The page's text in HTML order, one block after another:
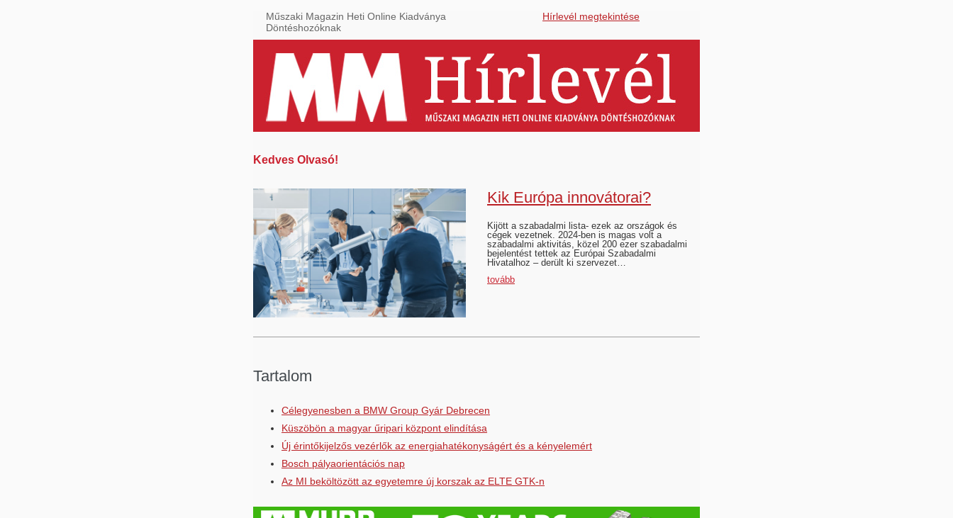
Műszaki Magazin Heti Online Kiadványa
Döntéshozóknak
Hírlevél megtekintése
Kedves Olvasó!
Kik Európa innovátorai?
Kijött a szabadalmi lista- ezek az országok és
cégek vezetnek. 2024-ben is magas volt a
szabadalmi aktivitás, közel 200 ezer szabadalmi
bejelentést tettek az Európai Szabadalmi
Hivatalhoz – derült ki szervezet…
tovább
Tartalom
Célegyenesben a BMW Group Gyár Debrecen
Küszöbön a magyar űripari központ elindítása
Új érintőkijelzős vezérlők az energiahatékonyságért és a kényelemért
Bosch pályaorientációs nap
Az MI beköltözött az egyetemre új korszak az ELTE GTK-n